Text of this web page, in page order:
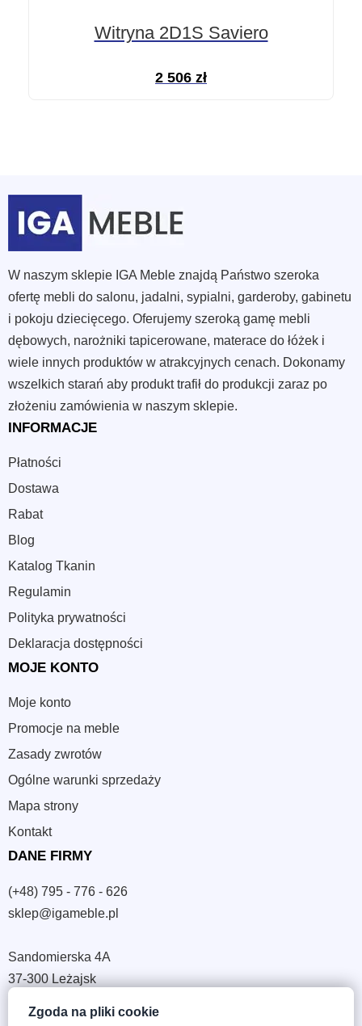
Witryna 2D1S Saviero
2 506 zł
W naszym sklepie IGA Meble znajdą Państwo szeroka
ofertę mebli do salonu, jadalni, sypialni, garderoby, gabinetu
i pokoju dziecięcego. Oferujemy szeroką gamę mebli
dębowych, narożniki tapicerowane, materace do łóżek i
wiele innych produktów w atrakcyjnych cenach. Dokonamy
wszelkich starań aby produkt trafił do produkcji zaraz po
złożeniu zamówienia w naszym sklepie.
INFORMACJE
Płatności
Dostawa
Rabat
Blog
Katalog Tkanin
Regulamin
Polityka prywatności
Deklaracja dostępności
MOJE KONTO
Moje konto
Promocje na meble
Zasady zwrotów
Ogólne warunki sprzedaży
Mapa strony
Kontakt
DANE FIRMY
(+48) 795 - 776 - 626
sklep@igameble.pl
Sandomierska 4A
37-300 Leżajsk
REGON: 180933172
Zgoda na pliki cookie